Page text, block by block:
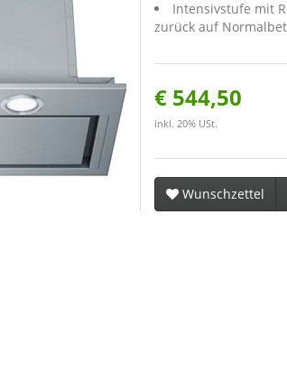
Intensivstufe mit
zurück auf
€ 544,50
inkl. 20% USt.
Wunschzettel